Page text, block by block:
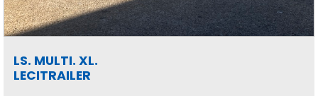
LS. MULTI. XL.
LECITRAILER